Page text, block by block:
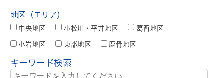
地区（エリア）
中央地区 小松川・平井地区 葛西地区
小岩地区 東部地区 鹿骨地区
キーワード検索